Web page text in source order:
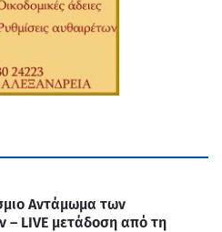
Αντάμωμα των
LIVE μετάδοση από τη